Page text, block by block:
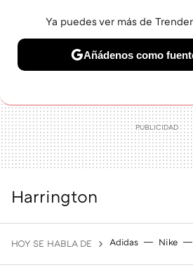
BELLEZA SHOPPING VIAJES
Harrington
HOY SE HABLA DE Adidas Nike
Ya puedes ver más de
Añádenos como